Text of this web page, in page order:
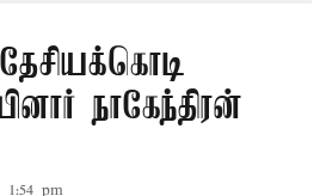
நாகேந்திரன்
1:54 pm